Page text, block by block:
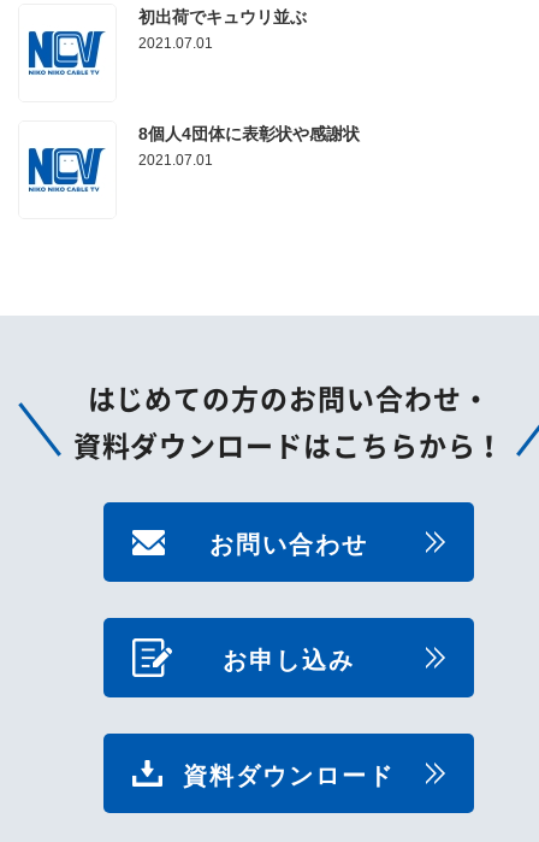
初出荷でキュウリ並ぶ
2021.07.01
8個人4団体に表彰状や感謝状
2021.07.01
はじめての方のお問い合わせ・
資料ダウンロードはこちらから！
お問い合わせ
お申し込み
資料ダウンロード